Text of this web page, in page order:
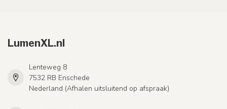
LumenXL.nl
Lenteweg 8
7532 RB Enschede
Nederland (Afhalen uitsluitend op afspraak)